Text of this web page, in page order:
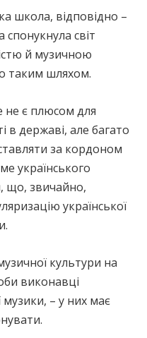
школа, відповідно –
спонукнула світ
й музичною
таким шляхом.
не є плюсом для
в державі, але багато
за кордоном
українського
що, звичайно,
української
культури на
виконавці
музики, – у них має